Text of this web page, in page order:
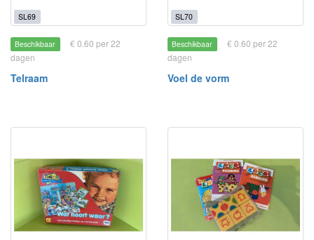
SL69
Beschikbaar
€ 0.60 per 22
dagen
Telraam
SL70
Beschikbaar
€ 0.60 per 22
dagen
Voel de vorm